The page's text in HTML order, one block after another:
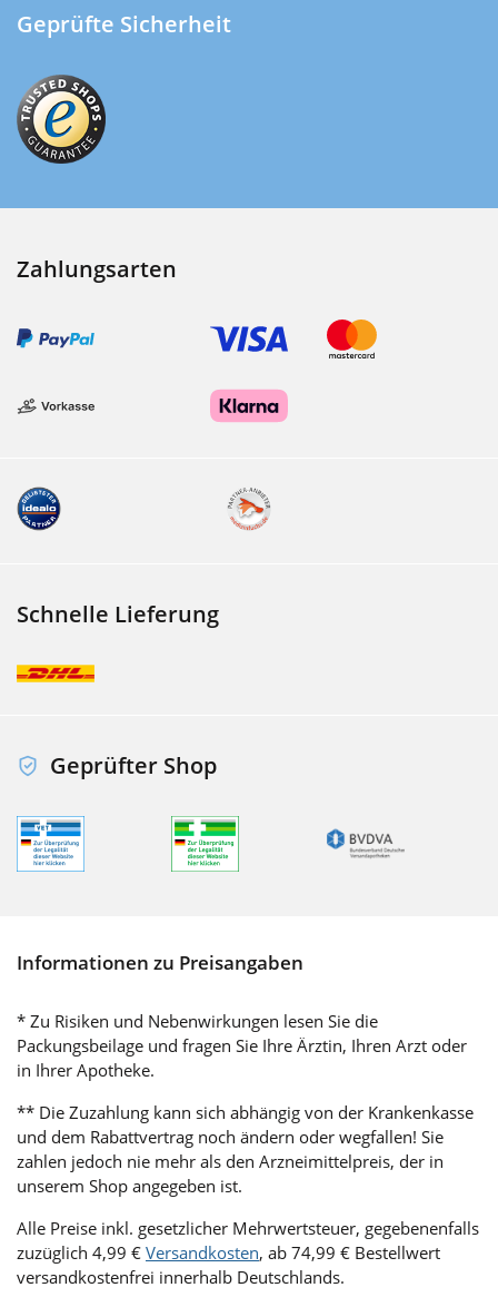
Geprüfte Sicherheit
Zahlungsarten
Schnelle Lieferung
Geprüfter Shop
Informationen zu Preisangaben
* Zu Risiken und Nebenwirkungen lesen Sie die
Packungsbeilage und fragen Sie Ihre Ärztin, Ihren Arzt oder
in Ihrer Apotheke.
** Die Zuzahlung kann sich abhängig von der Krankenkasse
und dem Rabattvertrag noch ändern oder wegfallen! Sie
zahlen jedoch nie mehr als den Arzneimittelpreis, der in
unserem Shop angegeben ist.
Alle Preise inkl. gesetzlicher Mehrwertsteuer, gegebenenfalls
zuzüglich 4,99 € Versandkosten, ab 74,99 € Bestellwert
versandkostenfrei innerhalb Deutschlands.